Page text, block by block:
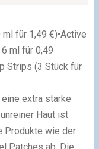
für 1,49 €)•Active
ml für 0,49
Strips (3 Stück für
eine extra starke
Haut ist
Produkte wie der